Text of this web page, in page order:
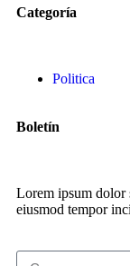
Categoría
Politica
Boletín
Lorem ipsum dolor
eiusmod tempor